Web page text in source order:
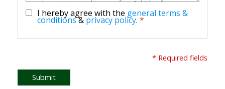
I hereby agree with the general terms &
conditions& privacy policy. *
* Required fields
Submit